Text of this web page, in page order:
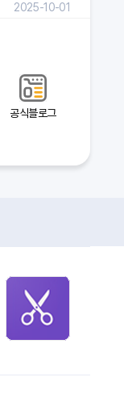
2025-10-01
공식블로그